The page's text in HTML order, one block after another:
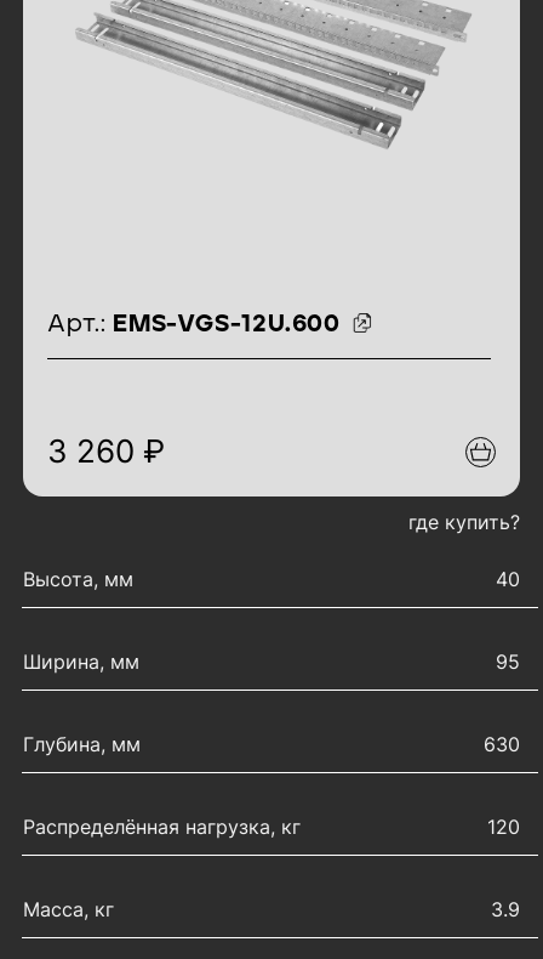
идентификаторы товара
Арт.: EMS-VGS-12U.600
3 260 ₽
где купить?
Высота, мм
40
Ширина, мм 95
Глубина, мм 630
Распределённая нагрузка, кг 120
Масса, кг 3.9